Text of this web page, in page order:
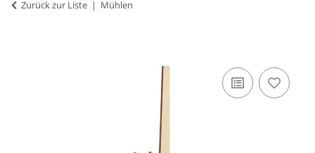
Zurück zur Liste Mühlen